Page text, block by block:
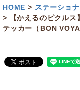
HOME ステーショ
【かえるのピクル
テッカー（BON